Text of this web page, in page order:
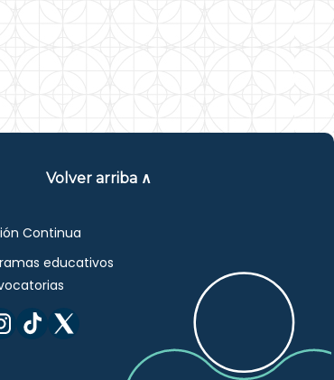
Volver arriba ∧
Continua
educativos